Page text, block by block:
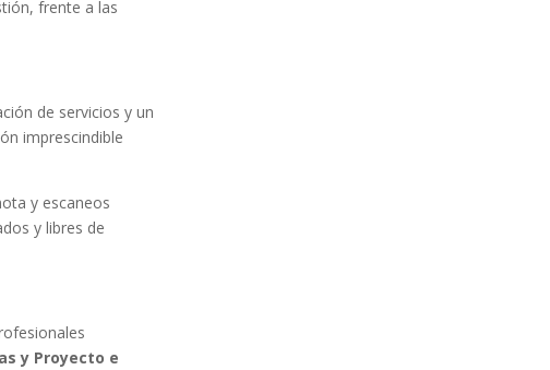
frente a las
de servicios y un
imprescindible
y escaneos
y libres de
y Proyecto e